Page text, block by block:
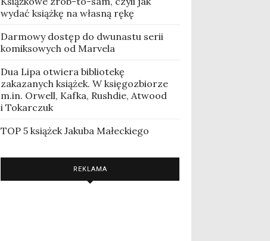
wydać książkę na własną rękę
Darmowy dostęp do dwunastu serii
komiksowych od Marvela
Dua Lipa otwiera bibliotekę
zakazanych książek. W księgozbiorze
m.in. Orwell, Kafka, Rushdie, Atwood
i Tokarczuk
TOP 5 książek Jakuba Małeckiego
REKLAMA